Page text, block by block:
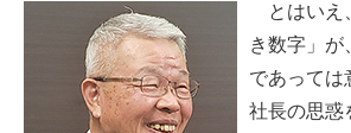
とはいえ
き数字」が
であっては
社長の思惑